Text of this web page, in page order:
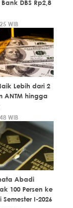
DBS Rp2,8
WIB
Lebih dari 2
ANTM hingga
WIB
Abadi
100 Persen ke
Semester I-2026